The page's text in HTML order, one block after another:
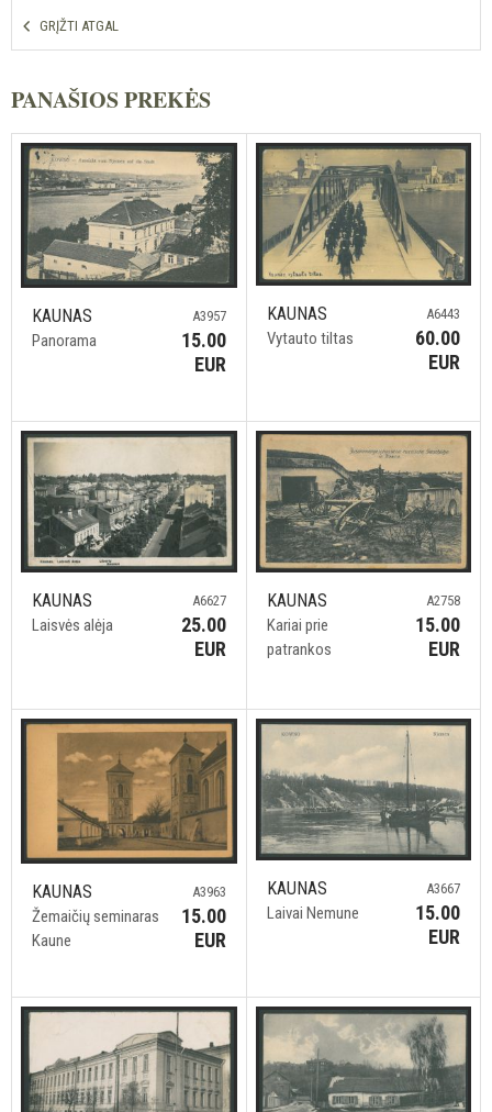
GRĮŽTI ATGAL
PANAŠIOS PREKĖS
KAUNAS
Panorama
A3957
15.00
EUR
KAUNAS
Vytauto tiltas
A6443
60.00
EUR
KAUNAS
Laisvės alėja
A6627
25.00
EUR
KAUNAS
Kariai prie
patrankos
A2758
15.00
EUR
KAUNAS
Žemaičių seminaras
Kaune
A3963
15.00
EUR
KAUNAS
Laivai Nemune
A3667
15.00
EUR